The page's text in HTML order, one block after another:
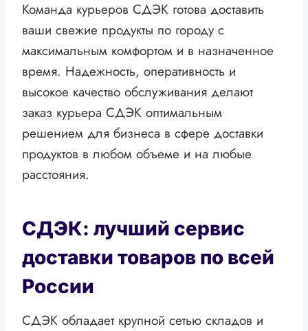
Команда курьеров СДЭК готова доставить
ваши свежие продукты по городу с
максимальным комфортом и в назначенное
время. Надежность, оперативность и
высокое качество обслуживания делают
заказ курьера СДЭК оптимальным
решением для бизнеса в сфере доставки
продуктов в любом объеме и на любые
расстояния.
СДЭК: лучший сервис
доставки товаров по всей
России
СДЭК обладает крупной сетью складов и